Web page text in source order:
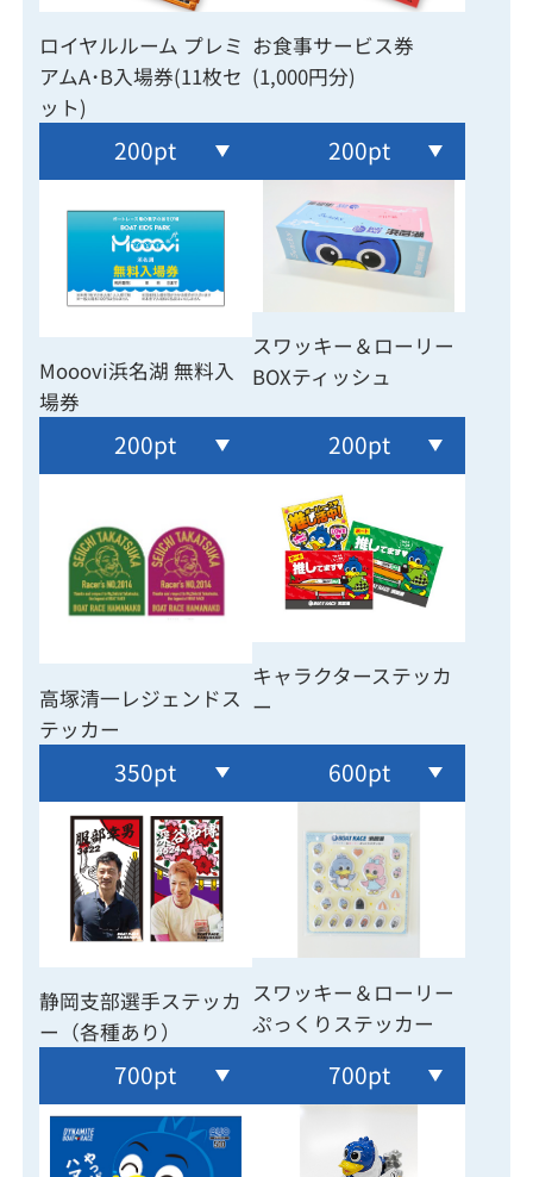
ロイヤルルーム プレミ
アムA･B入場券(11枚セ
ット)
お食事サービス券
(1,000円分)
200pt
Mooovi浜名湖 無料入
場券
200pt
スワッキー＆ローリー
BOXティッシュ
200pt
高塚清一レジェンドス
テッカー
200pt
キャラクターステッカ
ー
350pt
静岡支部選手ステッカ
ー（各種あり）
600pt
スワッキー＆ローリー
ぷっくりステッカー
700pt 700pt